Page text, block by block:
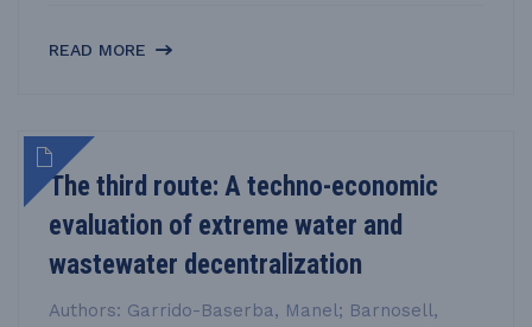
READ MORE
The third route: A techno-economic
evaluation of extreme water and
wastewater decentralization
Authors: Garrido-Baserba, Manel; Barnosell,